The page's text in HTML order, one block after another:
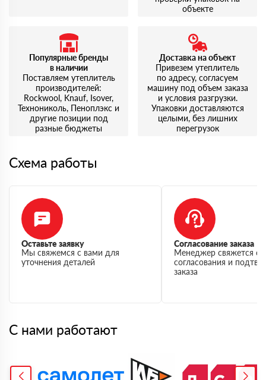
объекте
Популярные бренды
в наличии
Поставляем утеплитель
производителей:
Rockwool, Knauf, Isover,
Технониколь, Пеноплэкс и
другие позиции под
разные бюджеты
Доставка на объект
Привезем утеплитель
по адресу, согласуем
машину под объем заказа
и условия разгрузки.
Упаковки доставляются
целыми, без лишних
перегрузок
Схема работы
Оставьте заявку
Мы свяжемся с вами для
уточнения деталей
Согласование заказа
Менеджер свяжется с
согласования и
заказа
С нами работают